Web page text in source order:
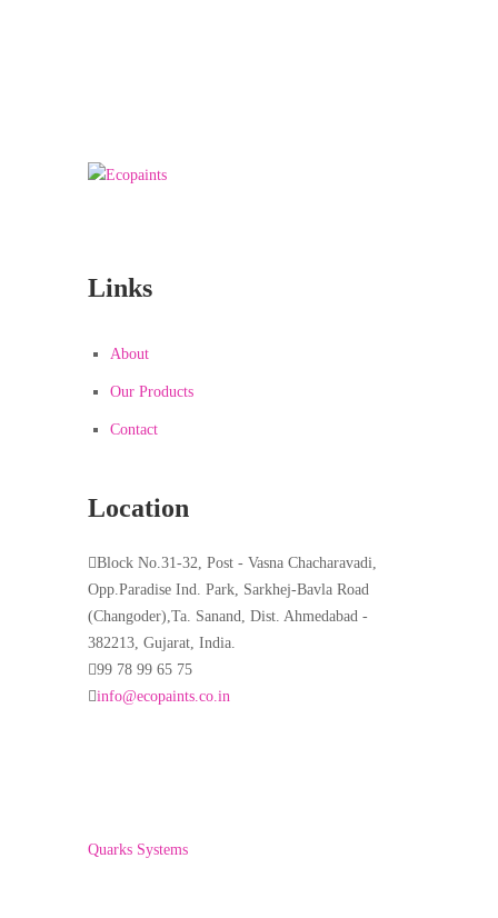
Links
About
Our Products
Contact
Location
Block No.31-32, Post - Vasna Chacharavadi,
Opp.Paradise Ind. Park, Sarkhej-Bavla Road
(Changoder),Ta. Sanand, Dist. Ahmedabad -
382213, Gujarat, India.
99 78 99 65 75
info@ecopaints.co.in
Quarks Systems